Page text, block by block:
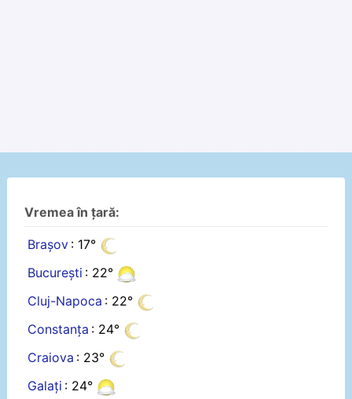
Vremea în țară:
Brașov : 17°
București : 22°
Cluj-Napoca : 22°
Constanța : 24°
Craiova : 23°
Galați : 24°